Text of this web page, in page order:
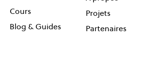
Cours
Blog & Guides
Projets
Partenaires